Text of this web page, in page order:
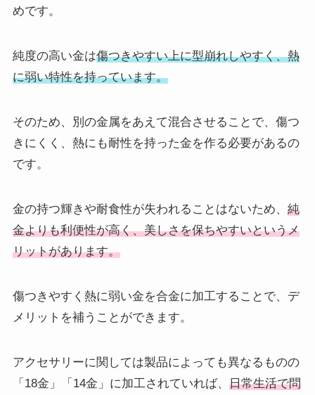
めです。
純度の高い金は傷つきやすい上に型崩れしやすく、熱
に弱い特性を持っています。
そのため、別の金属をあえて混合させることで、傷つ
きにくく、熱にも耐性を持った金を作る必要があるの
です。
金の持つ輝きや耐食性が失われることはないため、 純
金よりも利便性が高く、美しさを保ちやすいというメ
リットがあります。
傷つきやすく熱に弱い金を合金に加工することで、デ
メリットを補うことができます。
アクセサリーに関しては製品によっても異なるものの
「18金」「14金」に加工されていれば、 日常生活で問